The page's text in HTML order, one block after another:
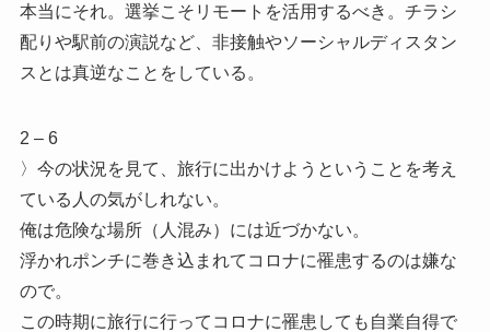
本当にそれ。選挙こそリモートを活用するべき。チラシ
配りや駅前の演説など、非接触やソーシャルディスタン
スとは真逆なことをしている。
2 – 6
〉今の状況を見て、旅行に出かけようということを考え
ている人の気がしれない。
俺は危険な場所（人混み）には近づかない。
浮かれポンチに巻き込まれてコロナに罹患するのは嫌な
ので。
この時期に旅行に行ってコロナに罹患しても自業自得で